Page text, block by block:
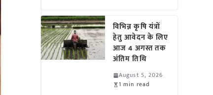
विभिन्न कृषि यंत्रों
हेतु आवेदन के लिए
आज 4 अगस्त तक
अंतिम तिथि
August 5, 2026
1 min read